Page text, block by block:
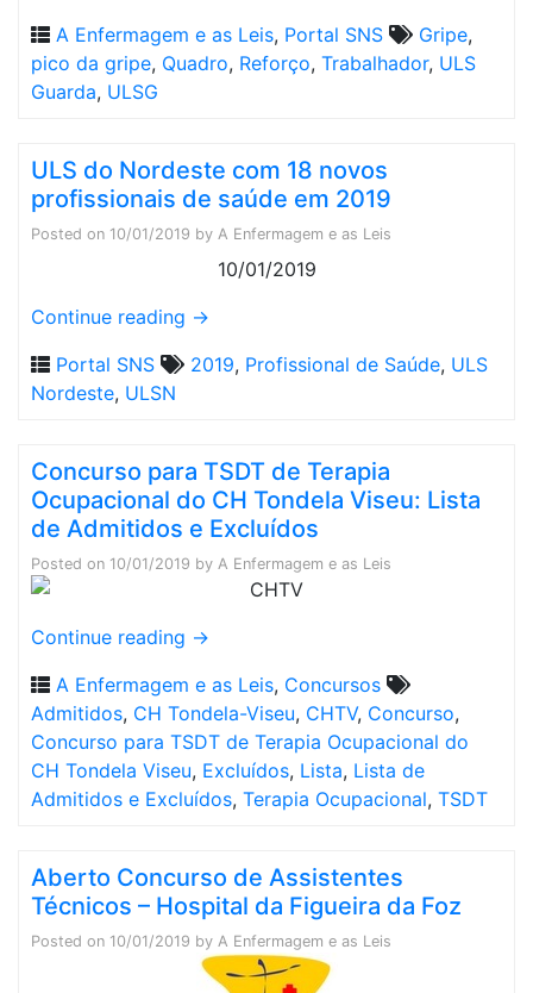
A Enfermagem e as Leis, Portal SNS Gripe,
pico da gripe, Quadro, Reforço, Trabalhador, ULS
Guarda, ULSG
ULS do Nordeste com 18 novos
profissionais de saúde em 2019
Posted on 10/01/2019 by A Enfermagem e as Leis
10/01/2019
Continue reading →
Portal SNS
2019, Profissional de Saúde, ULS
Nordeste, ULSN
Concurso para TSDT de Terapia
Ocupacional do CH Tondela Viseu: Lista
de Admitidos e Excluídos
Posted on 10/01/2019 by A Enfermagem e as Leis
Continue reading →
A Enfermagem e as Leis, Concursos
Admitidos, CH Tondela-Viseu, CHTV, Concurso,
Concurso para TSDT de Terapia Ocupacional do
CH Tondela Viseu, Excluídos, Lista, Lista de
Admitidos e Excluídos, Terapia Ocupacional, TSDT
Aberto Concurso de Assistentes
Técnicos – Hospital da Figueira da Foz
Posted on 10/01/2019 by A Enfermagem e as Leis